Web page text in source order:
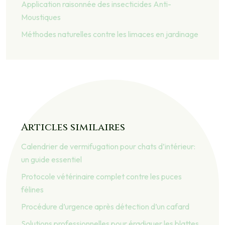
Application raisonnée des insecticides Anti-
Moustiques
Méthodes naturelles contre les limaces en jardinage
Articles similaires
Calendrier de vermifugation pour chats d’intérieur:
un guide essentiel
Protocole vétérinaire complet contre les puces
félines
Procédure d’urgence après détection d’un cafard